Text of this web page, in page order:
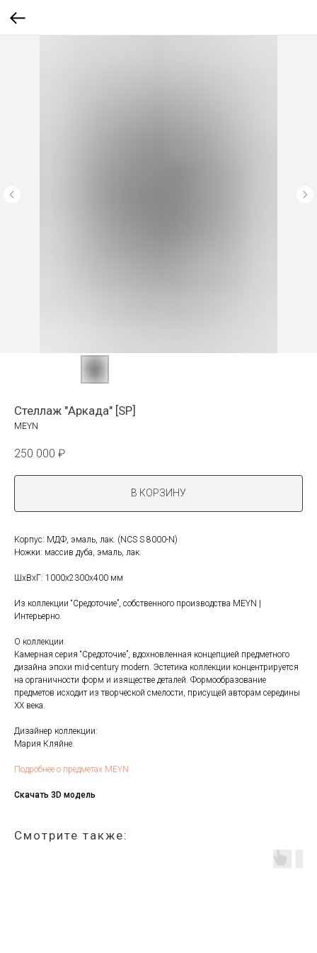
Стеллаж "Аркада" [SP]
MEYN
250 000 ₽
В КОРЗИНУ
Корпус: МДФ, эмаль, лак. (NCS S 8000-N)
Ножки: массив дуба, эмаль, лак.
ШxВxГ: 1000x2300x400 мм
Из коллекции “Средоточие”, собственного производства MEYN |
Интерьерно.
О коллекции.
Камерная серия “Средоточие”, вдохновленная концепцией предметного
дизайна эпохи mid-century modern. Эстетика коллекции концентрируется
на органичности форм и изяществе деталей. Формообразование
предметов исходит из творческой смелости, присущей авторам середины
ХХ века.
Дизайнер коллекции:
Мария Кляйне.
Подробнее о предметах MEYN
Скачать 3D модель
Смотрите также: